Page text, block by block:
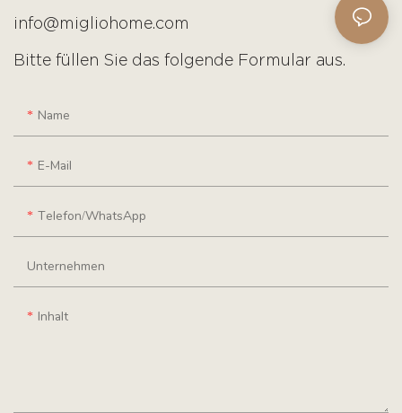
info@migliohome.com
Bitte füllen Sie das folgende Formular aus.
Name
E-Mail
Telefon/WhatsApp
Unternehmen
Inhalt